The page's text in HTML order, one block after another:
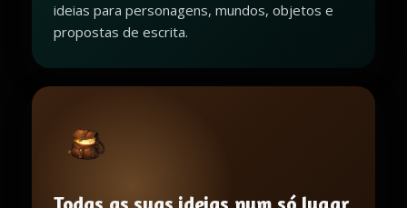
ideias para personagens, mundos, objetos e
propostas de escrita.